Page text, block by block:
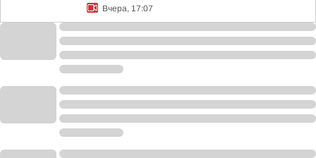
Вчера, 17:07